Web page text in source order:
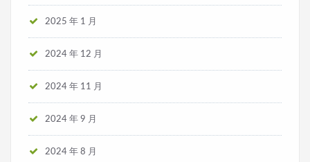
2025 年 1 月
2024 年 12 月
2024 年 11 月
2024 年 9 月
2024 年 8 月